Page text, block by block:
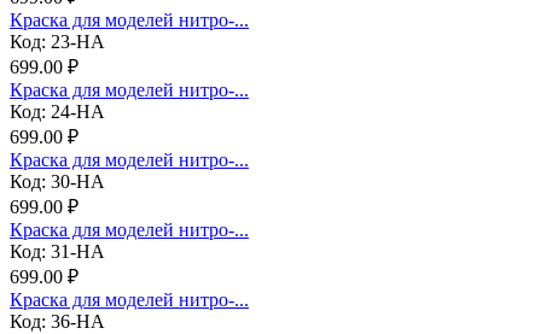
Краска для моделей нитро-...
Код: 23-НА
699.00 ₽
Краска для моделей нитро-...
Код: 24-НА
699.00 ₽
Краска для моделей нитро-...
Код: 30-НА
699.00 ₽
Краска для моделей нитро-...
Код: 31-НА
699.00 ₽
Краска для моделей нитро-...
Код: 36-НА